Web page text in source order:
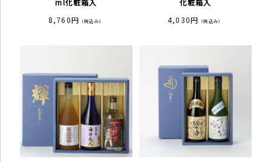
ml化粧箱入
8,760円 （税込み）
化粧箱入
4,030円 （税込み）